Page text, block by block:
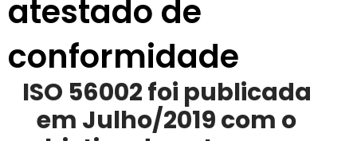
atestado de
conformidade
ISO 56002 foi publicada
em Julho/2019 com o